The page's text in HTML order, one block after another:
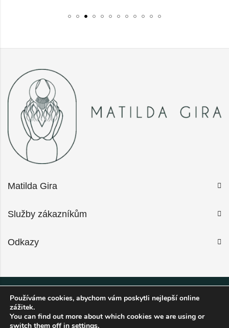
Matilda Gira
Služby zákazníkům
Odkazy
2026 Matilda Gira © All Rights Reserved.
Používáme cookies, abychom vám poskytli nejlepší online
zážitek.
You can find out more about which cookies we are using or
switch them off in settings.